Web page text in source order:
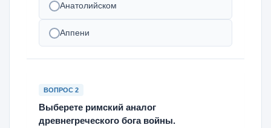
Анатолийском
Аппени
ВОПРОС 2
Выберете римский аналог
древнегреческого бога войны.